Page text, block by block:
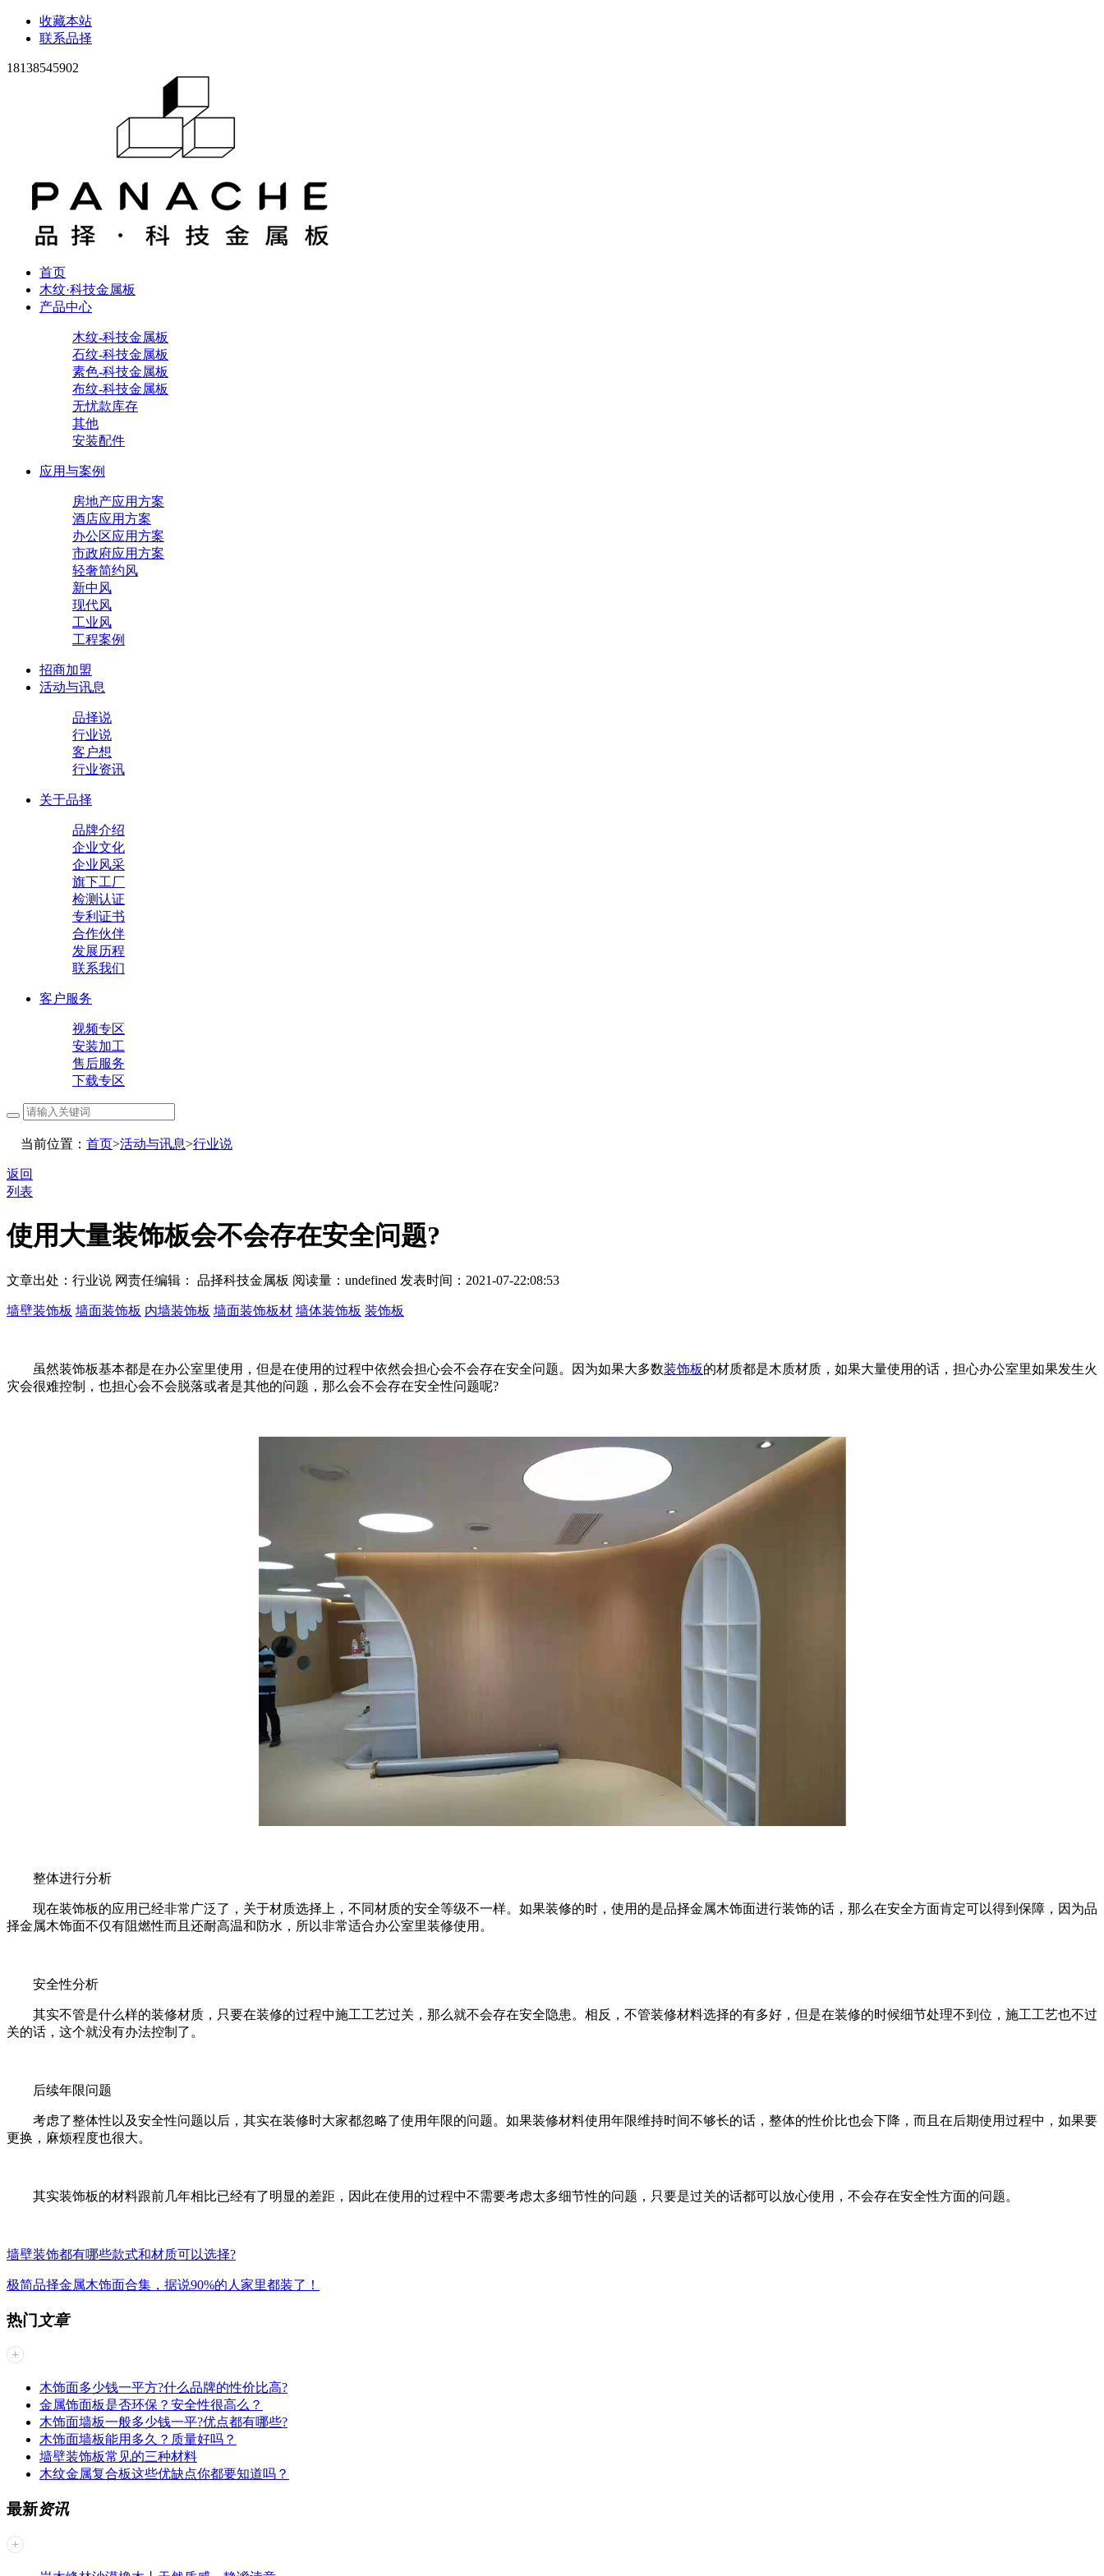
收藏本站
联系品择
18138545902
首页
木纹·科技金属板
产品中心
木纹-科技金属板
石纹-科技金属板
素色-科技金属板
布纹-科技金属板
无忧款库存
其他
安装配件
应用与案例
房地产应用方案
酒店应用方案
办公区应用方案
市政府应用方案
轻奢简约风
新中风
现代风
工业风
工程案例
招商加盟
活动与讯息
品择说
行业说
客户想
行业资讯
关于品择
品牌介绍
企业文化
企业风采
旗下工厂
检测认证
专利证书
合作伙伴
发展历程
联系我们
客户服务
视频专区
安装加工
售后服务
下载专区
当前位置： 首页>活动与讯息>行业说
返回
列表
使用大量装饰板会不会存在安全问题?
文章出处：行业说 网责任编辑： 品择科技金属板 阅读量： undefined 发表时间：2021-07-22:08:53
墙壁装饰板 墙面装饰板 内墙装饰板 墙面装饰板材 墙体装饰板 装饰板
虽然装饰板基本都是在办公室里使用，但是在使用的过程中依然会担心会不会存在安全问题。因为如果大多数装饰板的材质都是木质材质，如果大量使用的话，担心办公室里如果发生火
灾会很难控制，也担心会不会脱落或者是其他的问题，那么会不会存在安全性问题呢?
整体进行分析
现在装饰板的应用已经非常广泛了，关于材质选择上，不同材质的安全等级不一样。如果装修的时，使用的是品择金属木饰面进行装饰的话，那么在安全方面肯定可以得到保障，因为品
择金属木饰面不仅有阻燃性而且还耐高温和防水，所以非常适合办公室里装修使用。
安全性分析
其实不管是什么样的装修材质，只要在装修的过程中施工工艺过关，那么就不会存在安全隐患。相反，不管装修材料选择的有多好，但是在装修的时候细节处理不到位，施工工艺也不过
关的话，这个就没有办法控制了。
后续年限问题
考虑了整体性以及安全性问题以后，其实在装修时大家都忽略了使用年限的问题。如果装修材料使用年限维持时间不够长的话，整体的性价比也会下降，而且在后期使用过程中，如果要
更换，麻烦程度也很大。
其实装饰板的材料跟前几年相比已经有了明显的差距，因此在使用的过程中不需要考虑太多细节性的问题，只要是过关的话都可以放心使用，不会存在安全性方面的问题。
墙壁装饰都有哪些款式和材质可以选择?
极简品择金属木饰面合集，据说90%的人家里都装了！
热门文章
木饰面多少钱一平方?什么品牌的性价比高?
金属饰面板是否环保？安全性很高么？
木饰面墙板一般多少钱一平?优点都有哪些?
木饰面墙板能用多久？质量好吗？
墙壁装饰板常见的三种材料
木纹金属复合板这些优缺点你都要知道吗？
最新资讯